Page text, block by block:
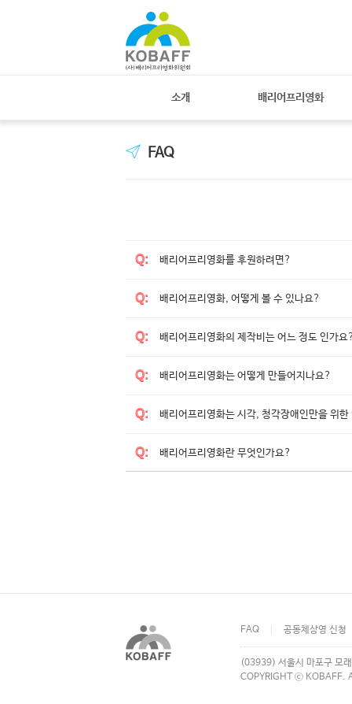
소개 배리어프리영화
FAQ
Q: 배리어프리영화를 후원하려면?
Q: 배리어프리영화, 어떻게 볼 수 있나요?
Q: 배리어프리영화의 제작비는 어느 정도 인가요
Q: 배리어프리영화는 어떻게 만들어지나요?
Q: 배리어프리영화는 시각, 청각장애인만을 위
Q: 배리어프리영화란 무엇인가요?
FAQ 공동체상영 신청
(03939) 서울시 마포구 모
COPYRIGHT ⓒ KOBAFF.
스케치북5
스케치북5